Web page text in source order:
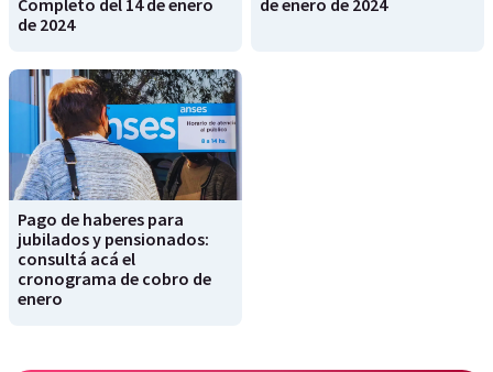
Completo del 14 de enero
de 2024
de enero de 2024
Pago de haberes para
jubilados y pensionados:
consultá acá el
cronograma de cobro de
enero